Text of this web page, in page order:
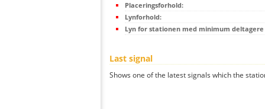
Placeringsforhold:
Lynforhold:
Lyn for stationen med minimum deltagere
Last signal
Shows one of the latest signals which the